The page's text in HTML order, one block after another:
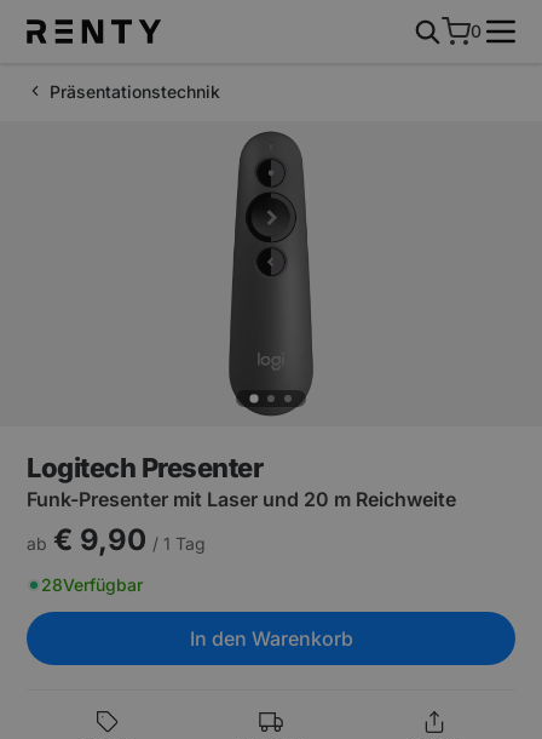
0
Präsentationstechnik
Logitech Presenter
Funk-Presenter mit Laser und 20 m Reichweite
ab € 9,90 / 1 Tag
28Verfügbar
In den Warenkorb